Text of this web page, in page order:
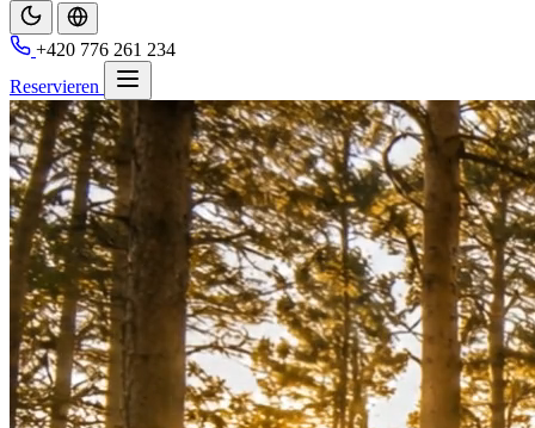
+420 776 261 234
Reservieren